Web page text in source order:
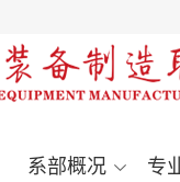
系部概况 专